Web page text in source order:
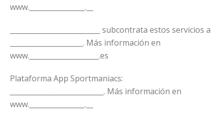
www.________________.__
__________________________ subcontrata estos servicios a
_____________________. Más información en
www.____________________.es
Plataforma App Sportmaniacs:
___________________________. Más información en
www.________________.__